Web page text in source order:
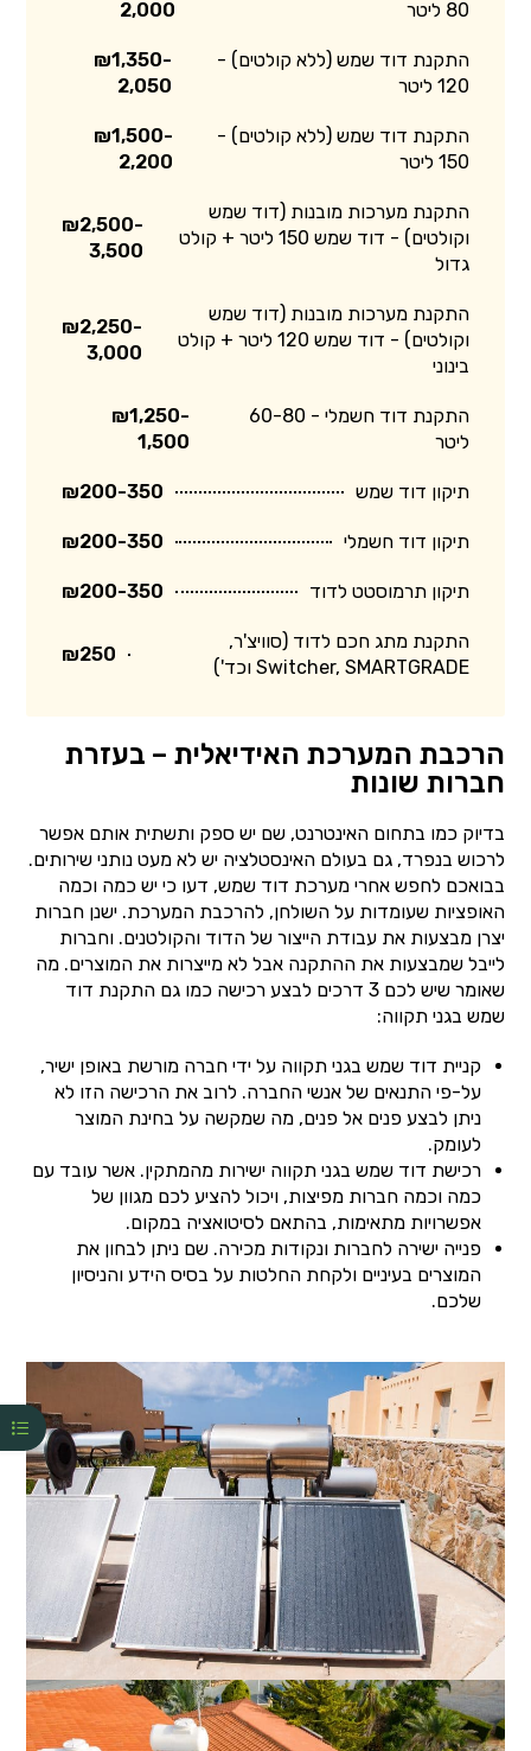
80 ליטר 2,000
התקנת דוד שמש (ללא קולטים) -
120 ליטר
₪1,350-
2,050
התקנת דוד שמש (ללא קולטים) -
150 ליטר
₪1,500-
2,200
התקנת מערכות מובנות (דוד שמש
וקולטים) - דוד שמש 150 ליטר + קולט
גדול
₪2,500-
3,500
התקנת מערכות מובנות (דוד שמש
וקולטים) - דוד שמש 120 ליטר + קולט
בינוני
₪2,250-
3,000
התקנת דוד חשמלי - 60-80
ליטר
₪1,250-
1,500
תיקון דוד שמש ₪200-350
תיקון דוד חשמלי ₪200-350
תיקון תרמוסטט לדוד ₪200-350
התקנת מתג חכם לדוד (סוויצ'ר,
Switcher, SMARTGRADE וכד')
₪250
הרכבת המערכת האידיאלית – בעזרת
חברות שונות
בדיוק כמו בתחום האינטרנט, שם יש ספק ותשתית אותם אפשר
לרכוש בנפרד, גם בעולם האינסטלציה יש לא מעט נותני שירותים.
בבואכם לחפש אחרי מערכת דוד שמש, דעו כי יש כמה וכמה
האופציות שעומדות על השולחן, להרכבת המערכת. ישנן חברות
יצרן מבצעות את עבודת הייצור של הדוד והקולטנים. וחברות
לייבל שמבצעות את ההתקנה אבל לא מייצרות את המוצרים. מה
שאומר שיש לכם 3 דרכים לבצע רכישה כמו גם התקנת דוד
שמש בגני תקווה:
קניית דוד שמש בגני תקווה על ידי חברה מורשת באופן ישיר,
על-פי התנאים של אנשי החברה. לרוב את הרכישה הזו לא
ניתן לבצע פנים אל פנים, מה שמקשה על בחינת המוצר
לעומק.
רכישת דוד שמש בגני תקווה ישירות מהמתקין. אשר עובד עם
כמה וכמה חברות מפיצות, ויכול להציע לכם מגוון של
אפשרויות מתאימות, בהתאם לסיטואציה במקום.
פנייה ישירה לחברות ונקודות מכירה. שם ניתן לבחון את
המוצרים בעיניים ולקחת החלטות על בסיס הידע והניסיון
שלכם.